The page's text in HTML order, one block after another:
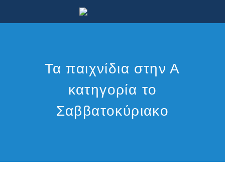
Τα παιχνίδια στην Α
κατηγορία το
Σαββατοκύριακο